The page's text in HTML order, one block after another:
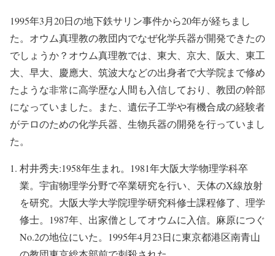
1995年3月20日の地下鉄サリン事件から20年が経ちまし
た。オウム真理教の教団内でなぜ化学兵器が開発できたの
でしょうか？オウム真理教では、東大、京大、阪大、東工
大、早大、慶應大、筑波大などの出身者で大学院まで修め
たような非常に高学歴な人間も入信しており、教団の幹部
になっていました。また、遺伝子工学や有機合成の経験者
がテロのための化学兵器、生物兵器の開発を行っていまし
た。
村井秀夫:1958年生まれ。1981年大阪大学物理学科卒
業。宇宙物理学分野で卒業研究を行い、天体のX線放射
を研究。大阪大学大学院理学研究科修士課程修了、理学
修士。1987年、出家僧としてオウムに入信。麻原につぐ
No.2の地位にいた。1995年4月23日に東京都港区南青山